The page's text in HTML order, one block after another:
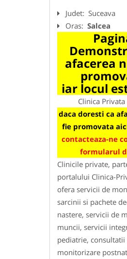
Judet: Suceava
Oras: Salcea
afacerea
iar locul
Clinica Privata
daca doresti ca
fie promovata
contacteaza-ne
formularul
Clinicile private,
portalului Clinica-
ofera servicii de
sarcinii si pachete
nastere, servicii de
muncii, servicii
pediatrie, consultatii
monitorizare